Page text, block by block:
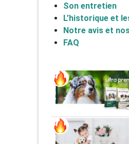
Son entretien
L’historique et
Notre avis et
FAQ